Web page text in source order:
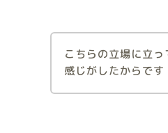
こちらの立場に立
感じがしたからです